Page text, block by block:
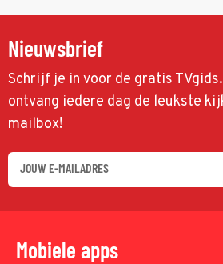
Nieuwsbrief
Schrijf je in voor de gratis
ontvang iedere dag de leukste
mailbox!
Mobiele apps